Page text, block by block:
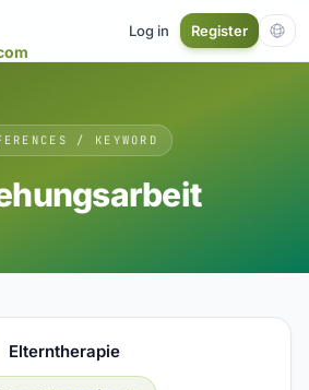
Log in Register
/ KEYWORD
Elterntherapie